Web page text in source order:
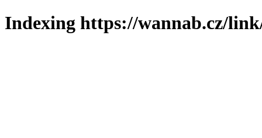
Indexing https://wannab.cz/